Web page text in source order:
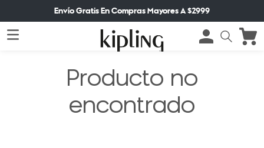
Envío Gratis En Compras Mayores A $2999
Producto no
encontrado